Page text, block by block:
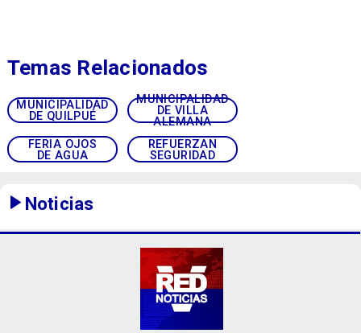
MUNICIPALIDAD
DE QUILPUÉ
MUNICIPALIDAD
DE VILLA
ALEMANA
FERIA OJOS
DE AGUA
REFUERZAN
SEGURIDAD
Temas Relacionados
Noticias